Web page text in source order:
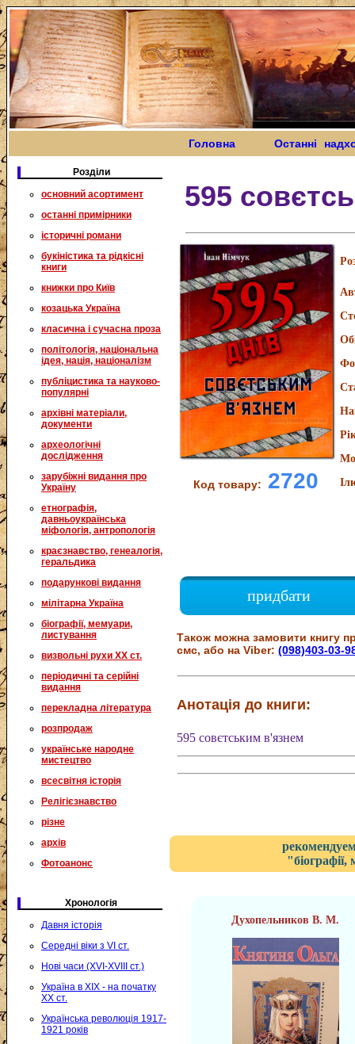
Головна Останні
Розділи
основний асортимент
останні примірники
історичні романи
букіністика та рідкісні
книги
книжки про Київ
козацька Україна
класична і сучасна проза
політологія, національна
ідея, нація, націоналізм
публіцистика та науково-
популярні
архівні матеріали,
документи
археологічні
дослідження
зарубіжні видання про
Україну
етнографія,
давньоукраїнська
міфологія, антропологія
краєзнавство, генеалогія,
геральдика
подарункові видання
мілітарна Україна
біографії, мемуари,
листування
визвольні рухи XX ст.
періодичні та серійні
видання
перекладна література
розпродаж
українське народне
мистецтво
всесвітня історія
Релігієзнавство
різне
архів
Фотоанонс
Хронологія
Давня історія
Середні віки з VI ст.
Нові часи (XVI-XVIII ст.)
Україна в XIX - на початку
XX ст.
Українська революція 1917-
1921 років
595
Код товару: 2720
придбати
Також можна замовити книгу
смс, або на Viber:(098)403-03-
Анотація до книги:
595 совєтським в'язнем
Духопельников В. М.